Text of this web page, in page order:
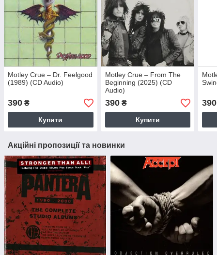
Motley Crue – Dr. Feelgood
(1989) (CD Audio)
390 ₴
Купити
Motley Crue – From The
Beginning (2025) (CD
Audio)
390₴
Купити
390
Акційні пропозиції та новинки